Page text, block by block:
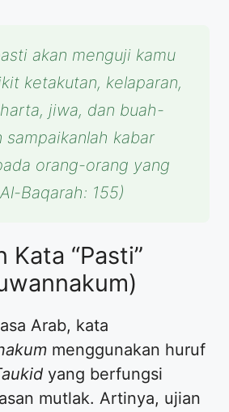
akan menguji kamu
ketakutan, kelaparan,
jiwa, dan buah-
sampaikanlah kabar
orang-orang yang
Baqarah: 155)
Kata “Pasti”
Arab, kata
menggunakan huruf
yang berfungsi
mutlak. Artinya, ujian